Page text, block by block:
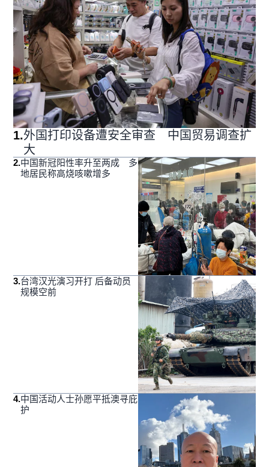
1.外国打印设备遭安全审查 中国贸易调查扩
大
2.中国新冠阳性率升至两成 多
地居民称高烧咳嗽增多
3.台湾汉光演习开打 后备动员
规模空前
4.中国活动人士孙愿平抵澳寻庇
护